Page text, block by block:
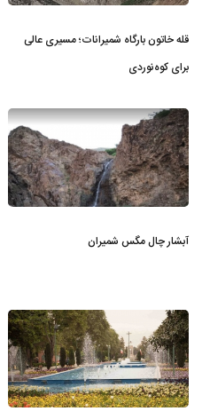
قله خاتون بارگاه شمیرانات؛ مسیری عالی
برای کوه‌نوردی
آبشار چال مگس شمیران